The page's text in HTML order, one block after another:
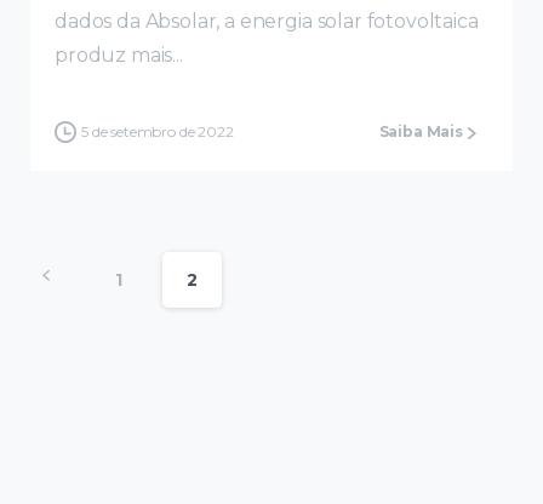
dados da Absolar, a energia solar fotovoltaica
produz mais...
5 de setembro de 2022 Saiba Mais
1 2